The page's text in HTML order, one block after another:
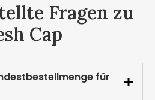
Fragen zu
Cap
für